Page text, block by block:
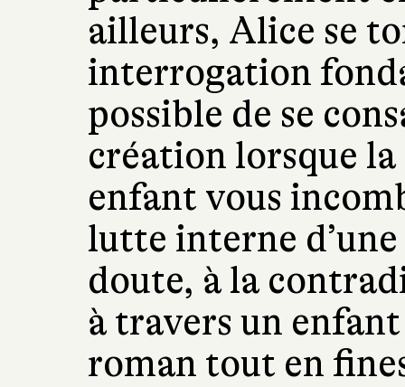
ailleurs, Alice se
interrogation
possible de se
création lorsque
enfant vous
lutte interne
doute, à la
à travers un
roman tout en